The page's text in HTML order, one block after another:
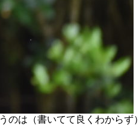
は（書いてて良くわからず）